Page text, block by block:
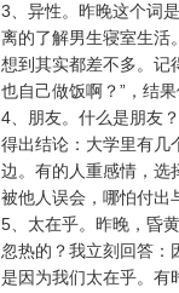
3、异性。昨晚这个词
离的了解男生寝室生活
想到其实都差不多。记
也自己做饭啊？”，结
4、朋友。什么是朋友
得出结论：大学里有几
边。有的人重感情，选
被他人误会，哪怕付出
5、太在乎。昨晚，昏
忽热的？我立刻回答：
是因为我们太在乎。有